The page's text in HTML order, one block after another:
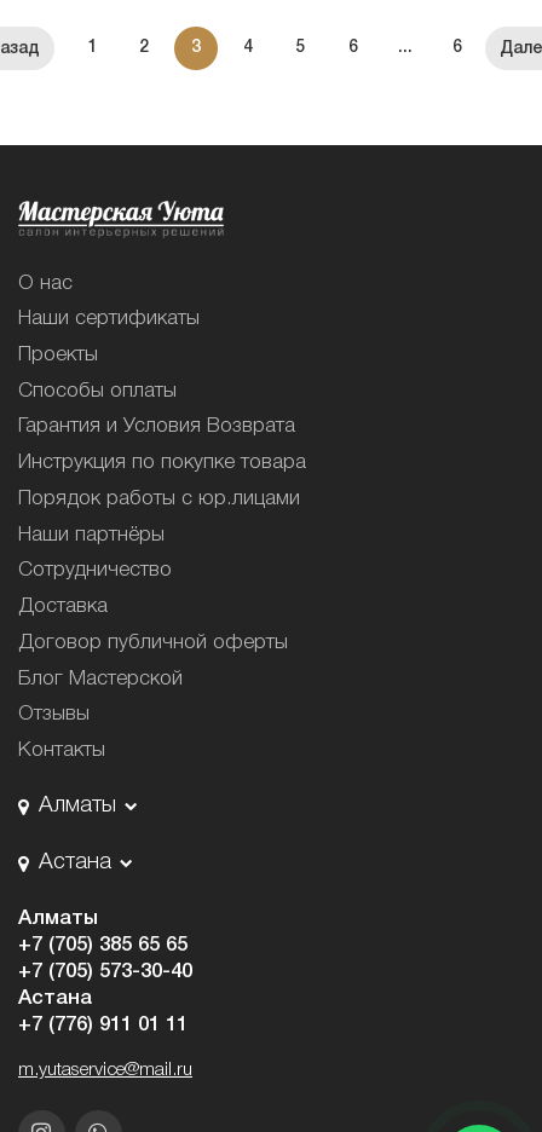
1 2 3 4 5 6 ... 6
О нас
Наши сертификаты
Проекты
Способы оплаты
Гарантия и Условия Возврата
Инструкция по покупке товара
Порядок работы с юр.лицами
Наши партнёры
Сотрудничество
Доставка
Договор публичной оферты
Блог Мастерской
Отзывы
Контакты
Алматы
Астана
Алматы
+7 (705) 385 65 65
+7 (705) 573-30-40
Астана
+7 (776) 911 01 11
m.yutaservice@mail.ru